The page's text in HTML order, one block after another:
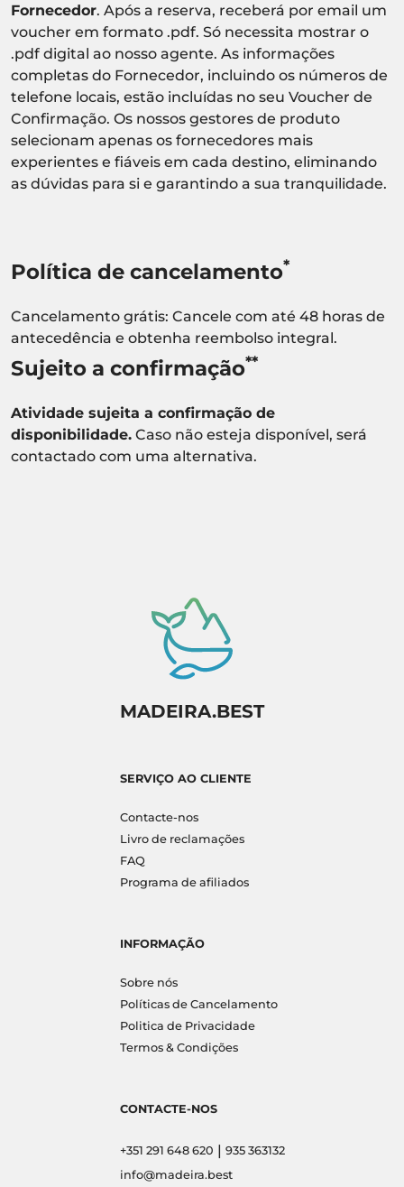
Fornecedor. Após a reserva, receberá por email um
voucher em formato .pdf. Só necessita mostrar o
.pdf digital ao nosso agente. As informações
completas do Fornecedor, incluindo os números de
telefone locais, estão incluídas no seu Voucher de
Confirmação. Os nossos gestores de produto
selecionam apenas os fornecedores mais
experientes e fiáveis em cada destino, eliminando
as dúvidas para si e garantindo a sua tranquilidade.
Política de cancelamento*
Cancelamento grátis: Cancele com até 48 horas de
antecedência e obtenha reembolso integral.
Sujeito a confirmação**
Atividade sujeita a confirmação de
disponibilidade. Caso não esteja disponível, será
contactado com uma alternativa.
MADEIRA.BEST
SERVIÇO AO CLIENTE
Contacte-nos
Livro de reclamações
FAQ
Programa de afiliados
INFORMAÇÃO
Sobre nós
Políticas de Cancelamento
Politica de Privacidade
Termos & Condições
CONTACTE-NOS
+351 291 648 620 | 935 363132
info@madeira.best